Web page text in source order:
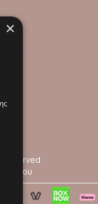
reserved
×